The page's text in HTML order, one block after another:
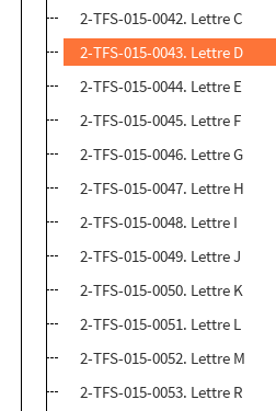
2-TFS-015-0042. Lettre C
2-TFS-015-0043. Lettre D
2-TFS-015-0044. Lettre E
2-TFS-015-0045. Lettre F
2-TFS-015-0046. Lettre G
2-TFS-015-0047. Lettre H
2-TFS-015-0048. Lettre I
2-TFS-015-0049. Lettre J
2-TFS-015-0050. Lettre K
2-TFS-015-0051. Lettre L
2-TFS-015-0052. Lettre M
2-TFS-015-0053. Lettre R